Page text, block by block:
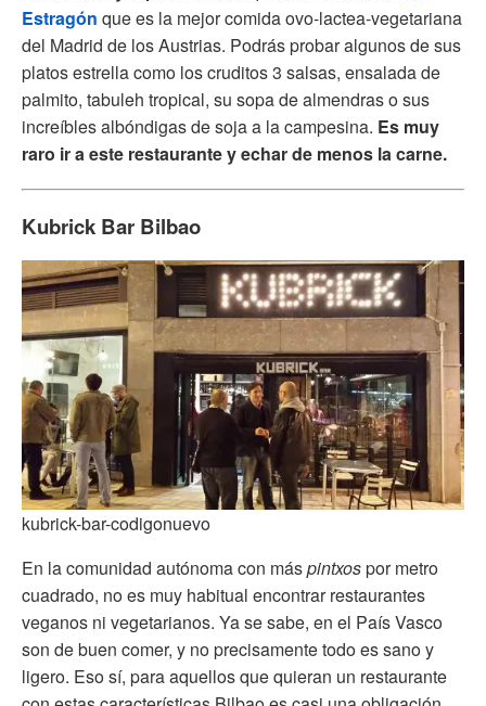
Estragón que es la mejor comida ovo-lactea-vegetariana
del Madrid de los Austrias. Podrás probar algunos de sus
platos estrella como los cruditos 3 salsas, ensalada de
palmito, tabuleh tropical, su sopa de almendras o sus
increíbles albóndigas de soja a la campesina. Es muy
raro ir a este restaurante y echar de menos la carne.
Kubrick Bar Bilbao
kubrick-bar-codigonuevo
En la comunidad autónoma con máspintxospor metro
cuadrado, no es muy habitual encontrar restaurantes
veganos ni vegetarianos. Ya se sabe, en el País Vasco
son de buen comer, y no precisamente todo es sano y
ligero. Eso sí, para aquellos que quieran un restaurante